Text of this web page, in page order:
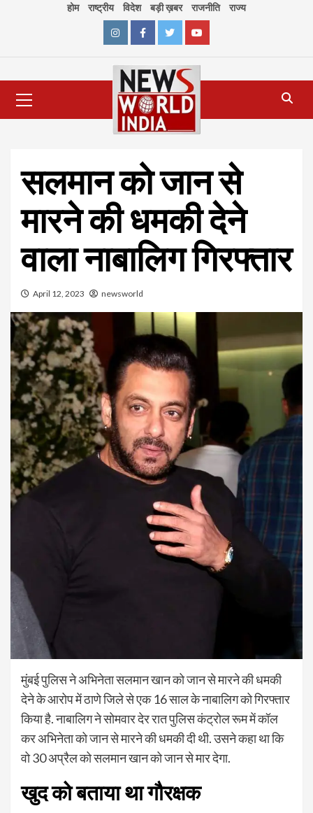
होम राष्ट्रीय विदेश बड़ी ख़बर राजनीति राज्य
InstagramFacebookTwitterYoutube
Menu
सलमान को जान से
मारने की धमकी देने
वाला नाबालिग गिरफ्तार
April 12, 2023 newsworld
मुंबई पुलिस ने अभिनेता सलमान खान को जान से मारने की धमकी
देने के आरोप में ठाणे जिले से एक 16 साल के नाबालिग को गिरफ्तार
किया है. नाबालिग ने सोमवार देर रात पुलिस कंट्रोल रूम में कॉल
कर अभिनेता को जान से मारने की धमकी दी थी. उसने कहा था कि
वो 30 अप्रैल को सलमान खान को जान से मार देगा.
खुद को बताया था गौरक्षक